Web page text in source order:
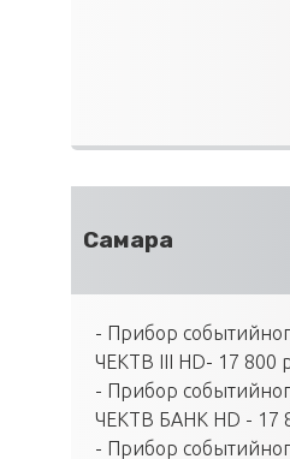
Самара
- Прибор
ЧЕКТВ III HD- 17 800
- Прибор
ЧЕКТВ БАНК HD - 17
- Прибор